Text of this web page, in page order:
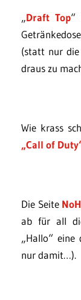
„Draft Top“
(statt nur die
draus zu
Wie krass
„Call of
Die Seite
ab für all
„Hallo“
nur damit…).